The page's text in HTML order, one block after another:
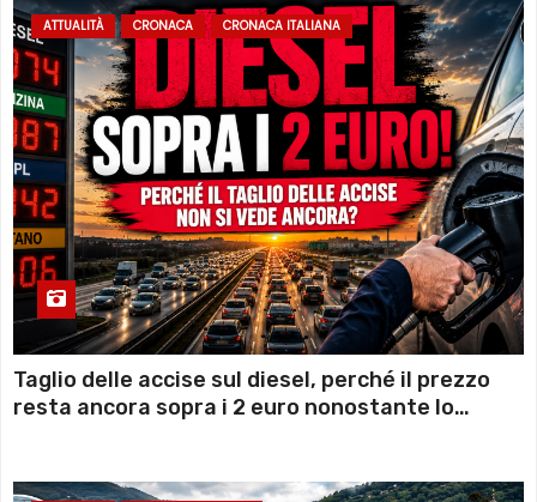
ATTUALITÀ CRONACA CRONACA ITALIANA
Taglio delle accise sul diesel, perché il prezzo
resta ancora sopra i 2 euro nonostante lo